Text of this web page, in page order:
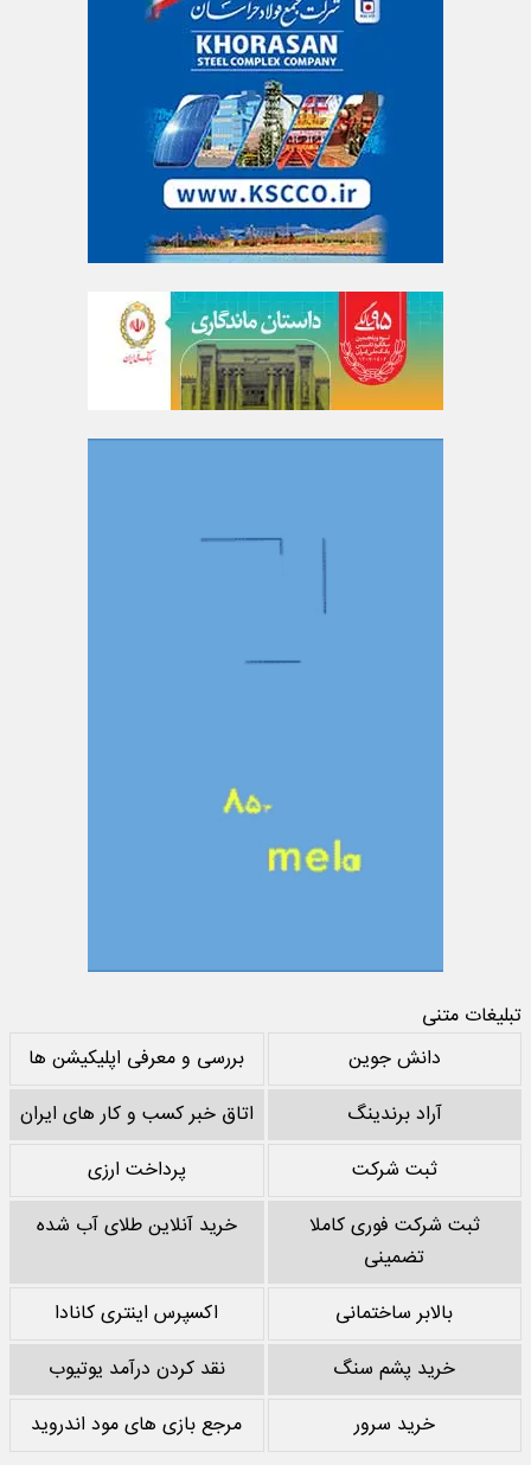
تبلیغات متنی
دانش جوین
بررسی و معرفی اپلیکیشن ها
آراد برندینگ
اتاق خبر کسب و کار های ایران
ثبت شرکت
پرداخت ارزی
ثبت شرکت فوری کاملا
تضمینی
خرید آنلاین طلای آب شده
بالابر ساختمانی
اکسپرس اینتری کانادا
خرید پشم سنگ
نقد کردن درآمد یوتیوب
خرید سرور
مرجع بازی های مود اندروید